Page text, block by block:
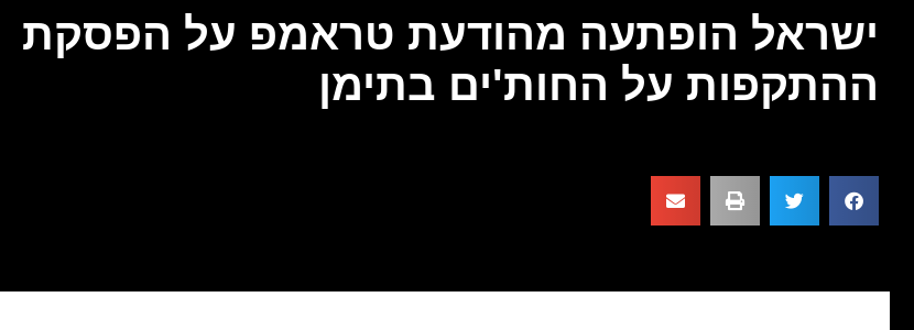
ישראל הופתעה מהודעת טראמפ על הפסקת
ההתקפות על החות'ים בתימן